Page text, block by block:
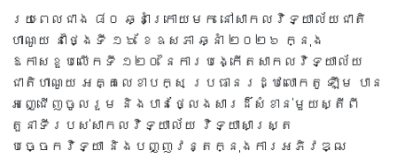
រយៈពេលជាង ៨០ ឆ្នាំក្រោយមក នៅសាកលវិទ្យាល័យជាតិ
ហាណូយ នាថ្ងៃទី ១៦ ខែឧសភា ឆ្នាំ ២០២៦ ក្នុង
ឱកាសខួបលើកទី ១២០ នៃការបង្កើតសាកលវិទ្យាល័យ
ជាតិហាណូយ អគ្គលេខាបក្ស ប្រធានរដ្ឋលោកតូ ឡឹម បាន
អញ្ជើញចូលរួម និងបានថ្លែងសារដ៏សំខាន់មួយស្តីពី
តួនាទីរបស់សាកលវិទ្យាល័យ វិទ្យាសាស្ត្រ
បច្ចេកវិទ្យា និងបញ្ញវន្តក្នុងការអភិវឌ្ឍ